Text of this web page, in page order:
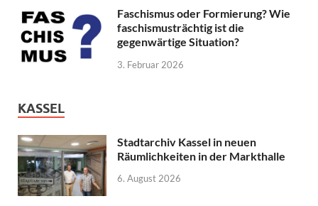
Faschismus oder Formierung? Wie
faschismusträchtig ist die
gegenwärtige Situation?
3. Februar 2026
KASSEL
Stadtarchiv Kassel in neuen
Räumlichkeiten in der Markthalle
6. August 2026